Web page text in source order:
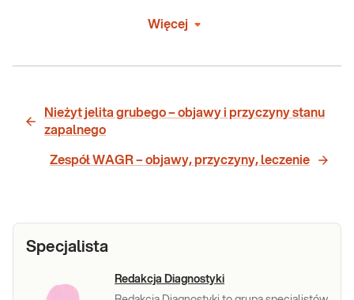
Więcej
Nieżyt jelita grubego – objawy i przyczyny stanu
zapalnego
Zespół WAGR – objawy, przyczyny, leczenie
Specjalista
Redakcja Diagnostyki